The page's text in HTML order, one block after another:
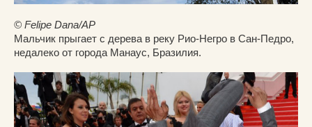
© Felipe Dana/AP
Мальчик прыгает с дерева в реку Рио-Негро в Сан-Педро,
недалеко от города Манаус, Бразилия.